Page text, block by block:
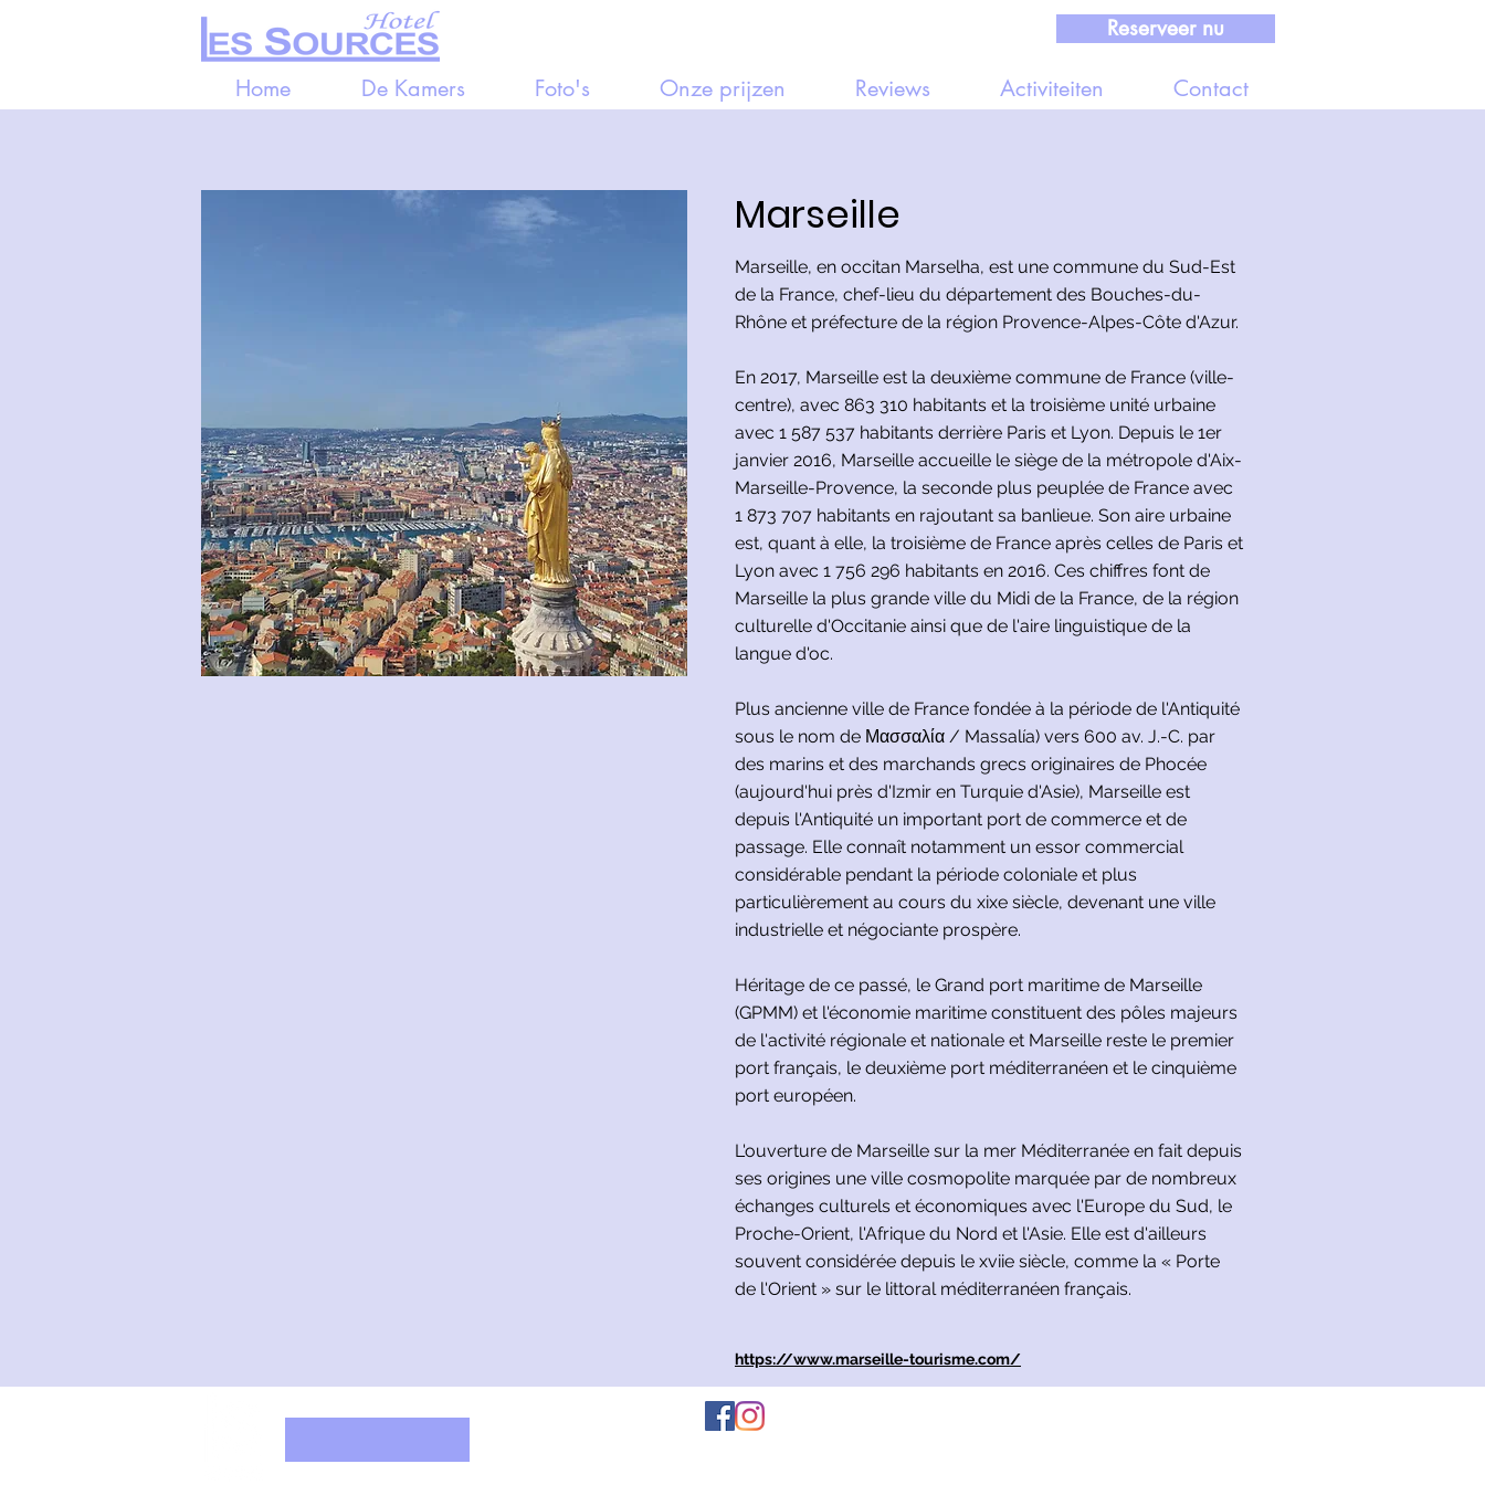
Reserveer nu
Home De Kamers Foto's Onze prijzen Reviews Activiteiten Contact
Marseille
Marseille, en occitan Marselha, est une commune du Sud-Est
de la France, chef-lieu du département des Bouches-du-
Rhône et préfecture de la région Provence-Alpes-Côte d'Azur.
En 2017, Marseille est la deuxième commune de France (ville-
centre), avec 863 310 habitants et la troisième unité urbaine
avec 1 587 537 habitants derrière Paris et Lyon. Depuis le 1er
janvier 2016, Marseille accueille le siège de la métropole d'Aix-
Marseille-Provence, la seconde plus peuplée de France avec
1 873 707 habitants en rajoutant sa banlieue. Son aire urbaine
est, quant à elle, la troisième de France après celles de Paris et
Lyon avec 1 756 296 habitants en 2016. Ces chiffres font de
Marseille la plus grande ville du Midi de la France, de la région
culturelle d'Occitanie ainsi que de l'aire linguistique de la
langue d'oc.
Plus ancienne ville de France fondée à la période de l'Antiquité
sous le nom de Μασσαλία / Massalía) vers 600 av. J.-C. par
des marins et des marchands grecs originaires de Phocée
(aujourd'hui près d'Izmir en Turquie d'Asie), Marseille est
depuis l'Antiquité un important port de commerce et de
passage. Elle connaît notamment un essor commercial
considérable pendant la période coloniale et plus
particulièrement au cours du xixe siècle, devenant une ville
industrielle et négociante prospère.
Héritage de ce passé, le Grand port maritime de Marseille
(GPMM) et l'économie maritime constituent des pôles majeurs
de l'activité régionale et nationale et Marseille reste le premier
port français, le deuxième port méditerranéen et le cinquième
port européen.
L'ouverture de Marseille sur la mer Méditerranée en fait depuis
ses origines une ville cosmopolite marquée par de nombreux
échanges culturels et économiques avec l'Europe du Sud, le
Proche-Orient, l'Afrique du Nord et l'Asie. Elle est d'ailleurs
souvent considérée depuis le xviie siècle, comme la « Porte
de l'Orient » sur le littoral méditerranéen français.
https://www.marseille-tourisme.com/